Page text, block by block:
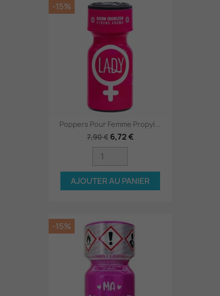
Poppers Pour Femme Propyl...
7,90 € 6,72 €
AJOUTER AU PANIER
-15%
-15%